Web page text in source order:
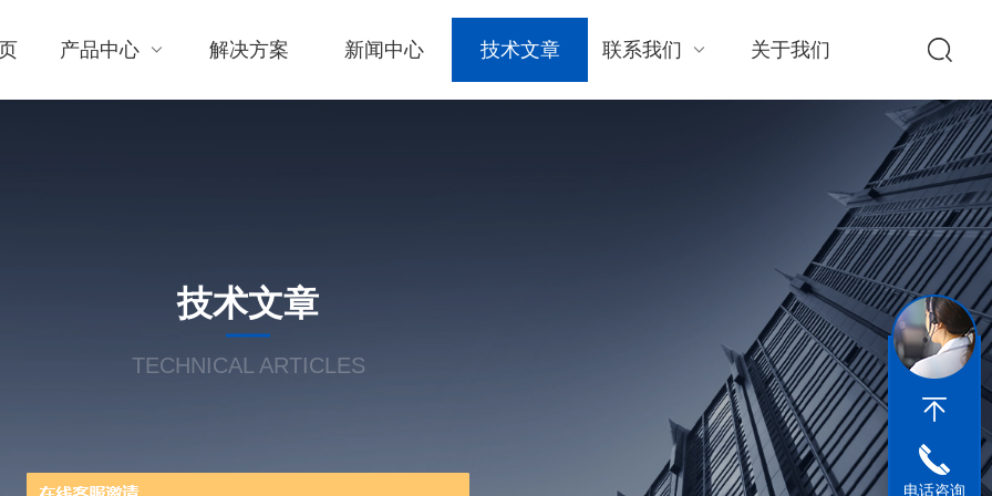
产品中心 解决方案 新闻中心 技术文章 联系我们 关于我们
技术文章
TECHNICAL ARTICLES
电话咨询